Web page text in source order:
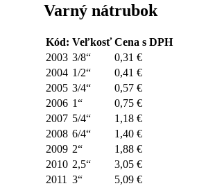
Varný nátrubok
Kód: Veľkosť Cena s DPH
2003 3/8“
0,31 €
2004 1/2“
0,41 €
2005 3/4“
0,57 €
2006 1“
0,75 €
2007 5/4“
1,18 €
2008 6/4“
1,40 €
2009 2“
1,88 €
2010 2,5“
3,05 €
2011 3“ 5,09 €